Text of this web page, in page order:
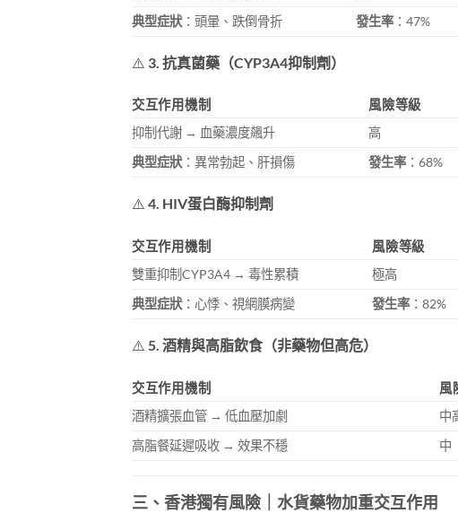
典型症狀：頭暈、跌倒骨折 發生率：47%
⚠️ 3. 抗真菌藥（CYP3A4抑制劑）
交互作用機制 風險等級
抑制代謝 → 血藥濃度飆升
高
典型症狀：異常勃起、肝損傷 發生率：68%
⚠️ 4. HIV蛋白酶抑制劑
交互作用機制 風險等級
雙重抑制CYP3A4 → 毒性累積
極高
典型症狀：心悸、視網膜病變 發生率：82%
⚠️ 5. 酒精與高脂飲食（非藥物但高危）
交互作用機制 風
酒精擴張血管 → 低血壓加劇
中
高脂餐延遲吸收 → 效果不穩
中
三、香港獨有風險｜水貨藥物加重交互作用